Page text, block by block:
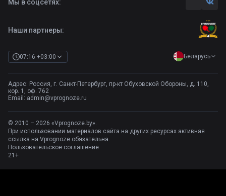
Контакты
Наши партнеры:
07:16 +03:00 Беларусь
Адрес: Россия, г. Санкт-Петербург, пр-кт Обуховской Обороны, д. 110,
кор. 1, оф. 762
Email: admin@vprognoze.ru
Мы в соцсетях:
© 2010 – 2026 «Vprognoze.by».
При использовании материалов сайта на других ресурсах активная
ссылка на Vprognoze обязательна.
Пользовательское соглашение
21+